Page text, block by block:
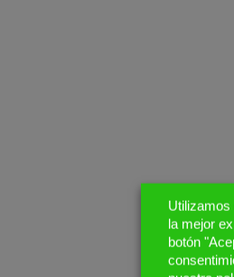
Utilizamos
la mejor
botón